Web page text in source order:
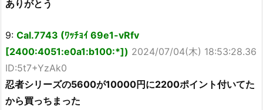
ありがとう
9: Cal.7743 (ﾜｯﾁｮｲ 69e1-vRfv
[2400:4051:e0a1:b100:*]) 2024/07/04(木) 18:53:28.36
ID:5t7+YzAk0
忍者シリーズの5600が10000円に2200ポイント付いてた
から買っちまった